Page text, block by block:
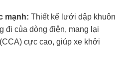
mạnh: Thiết kế lưới dập khuôn
đi của dòng điện, mang lại
cực cao, giúp xe khởi